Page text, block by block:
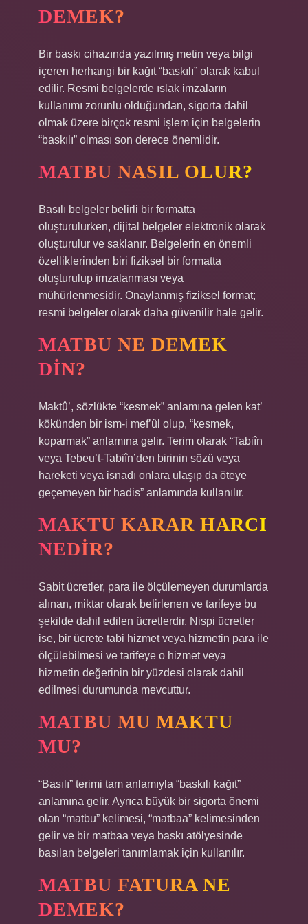
DEMEK?
Bir baskı cihazında yazılmış metin veya bilgi
içeren herhangi bir kağıt “baskılı” olarak kabul
edilir. Resmi belgelerde ıslak imzaların
kullanımı zorunlu olduğundan, sigorta dahil
olmak üzere birçok resmi işlem için belgelerin
“baskılı” olması son derece önemlidir.
MATBU NASIL OLUR?
Basılı belgeler belirli bir formatta
oluşturulurken, dijital belgeler elektronik olarak
oluşturulur ve saklanır. Belgelerin en önemli
özelliklerinden biri fiziksel bir formatta
oluşturulup imzalanması veya
mühürlenmesidir. Onaylanmış fiziksel format;
resmi belgeler olarak daha güvenilir hale gelir.
MATBU NE DEMEK
DIN?
Maktû’, sözlükte “kesmek” anlamına gelen kat’
kökünden bir ism-i mef’ûl olup, “kesmek,
koparmak” anlamına gelir. Terim olarak “Tabiîn
veya Tebeu’t-Tabiîn’den birinin sözü veya
hareketi veya isnadı onlara ulaşıp da öteye
geçemeyen bir hadis” anlamında kullanılır.
MAKTU KARAR HARCI
NEDIR?
Sabit ücretler, para ile ölçülemeyen durumlarda
alınan, miktar olarak belirlenen ve tarifeye bu
şekilde dahil edilen ücretlerdir. Nispi ücretler
ise, bir ücrete tabi hizmet veya hizmetin para ile
ölçülebilmesi ve tarifeye o hizmet veya
hizmetin değerinin bir yüzdesi olarak dahil
edilmesi durumunda mevcuttur.
MATBU MU MAKTU
MU?
“Basılı” terimi tam anlamıyla “baskılı kağıt”
anlamına gelir. Ayrıca büyük bir sigorta önemi
olan “matbu” kelimesi, “matbaa” kelimesinden
gelir ve bir matbaa veya baskı atölyesinde
basılan belgeleri tanımlamak için kullanılır.
MATBU FATURA NE
DEMEK?